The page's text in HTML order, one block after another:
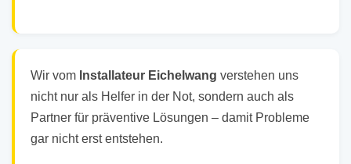
Wir vom Installateur Eichelwang verstehen uns
nicht nur als Helfer in der Not, sondern auch als
Partner für präventive Lösungen – damit Probleme
gar nicht erst entstehen.